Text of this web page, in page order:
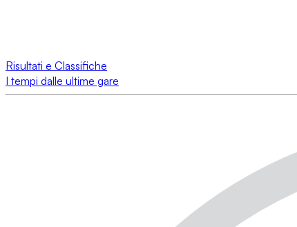
Risultati e Classifiche
I tempi dalle ultime gare